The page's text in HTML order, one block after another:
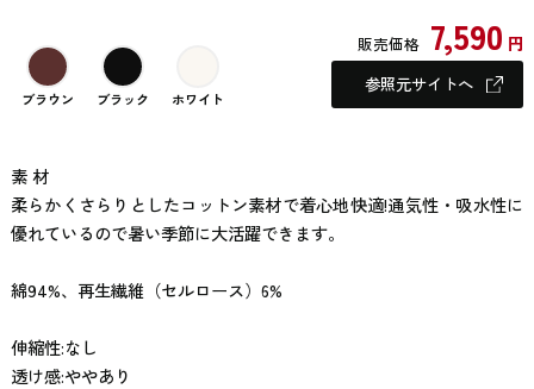
ブラウン ブラック ホワイト
販売価格 7,590 円
参照元サイトへ
素 材
柔らかくさらりとしたコットン素材で着心地快適!通気性・吸水性に
優れているので暑い季節に大活躍できます。
綿94%、再生繊維（セルロース）6%
伸縮性:なし
透け感:ややあり